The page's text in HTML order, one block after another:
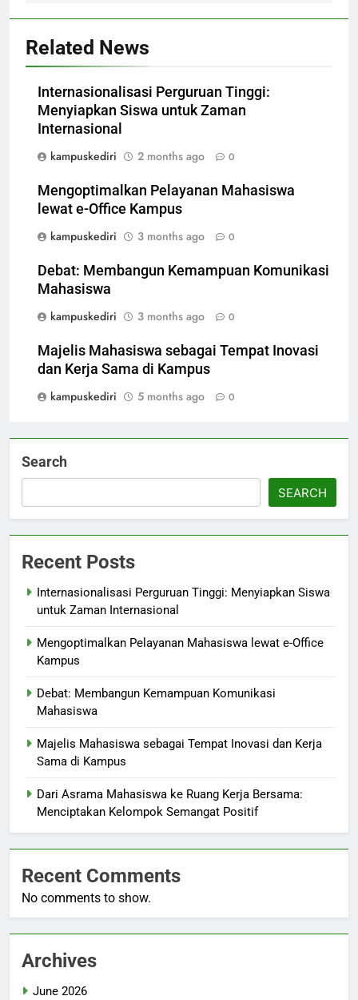
Related News
Internasionalisasi Perguruan Tinggi:
Menyiapkan Siswa untuk Zaman
Internasional
kampuskediri
2 months ago 0
Mengoptimalkan Pelayanan Mahasiswa
lewat e-Office Kampus
kampuskediri
3 months ago 0
Debat: Membangun Kemampuan Komunikasi
Mahasiswa
kampuskediri
3 months ago 0
Majelis Mahasiswa sebagai Tempat Inovasi
dan Kerja Sama di Kampus
kampuskediri
5 months ago 0
Search
SEARCH
Recent Posts
Internasionalisasi Perguruan Tinggi: Menyiapkan Siswa
untuk Zaman Internasional
Mengoptimalkan Pelayanan Mahasiswa lewat e-Office
Kampus
Debat: Membangun Kemampuan Komunikasi
Mahasiswa
Majelis Mahasiswa sebagai Tempat Inovasi dan Kerja
Sama di Kampus
Dari Asrama Mahasiswa ke Ruang Kerja Bersama:
Menciptakan Kelompok Semangat Positif
Recent Comments
No comments to show.
Archives
June 2026